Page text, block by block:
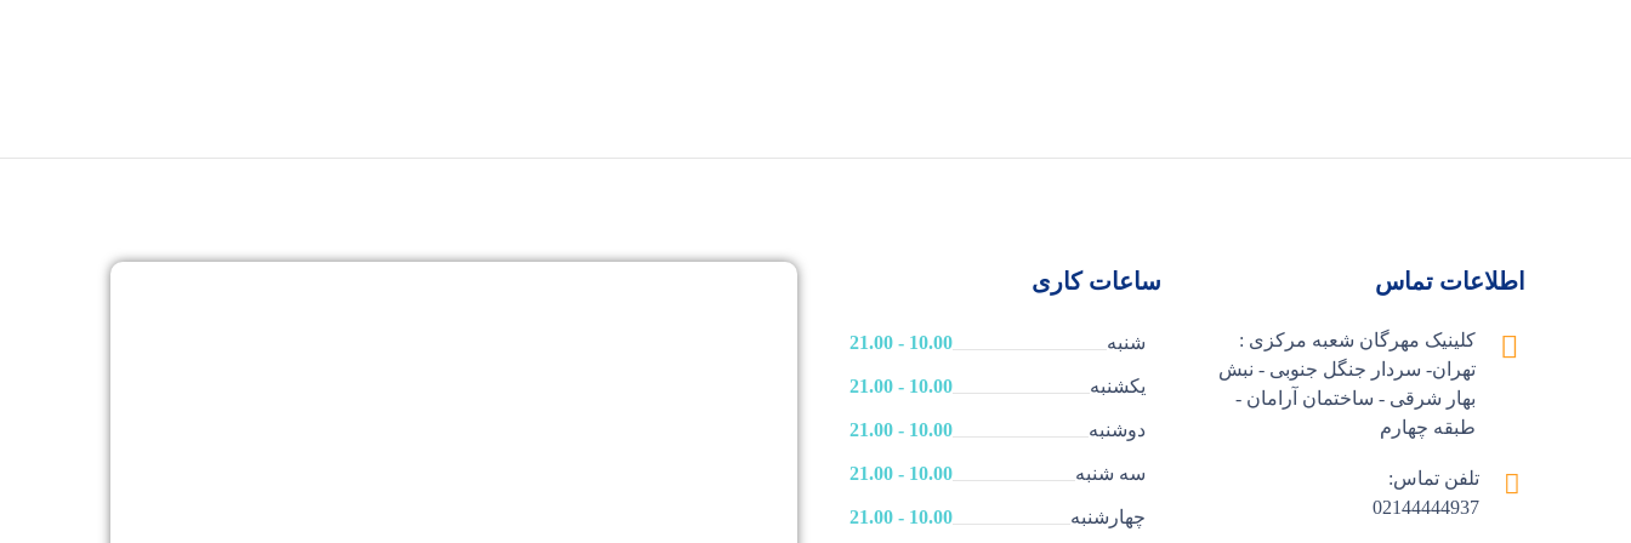
اطلاعات تماس
کلینیک مهرگان شعبه مرکزی :
تهران- سردار جنگل جنوبی - نبش
بهار شرقی - ساختمان آرامان -
طبقه چهارم
تلفن تماس:
02144444937
ساعات کاری
شنبه 10.00 - 21.00
یکشنبه 10.00 - 21.00
دوشنبه 10.00 - 21.00
سه شنبه 10.00 - 21.00
چهارشنبه 10.00 - 21.00